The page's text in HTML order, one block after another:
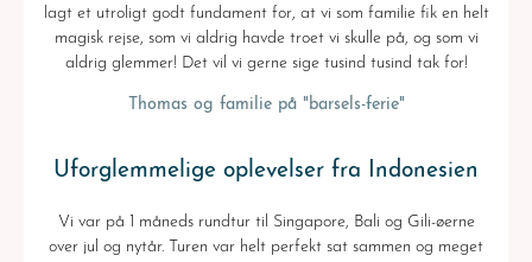
lagt et utroligt godt fundament for, at vi som familie fik en helt
magisk rejse, som vi aldrig havde troet vi skulle på, og som vi
aldrig glemmer! Det vil vi gerne sige tusind tusind tak for!
Thomas og familie på "barsels-ferie"
Uforglemmelige oplevelser fra Indonesien
Vi var på 1 måneds rundtur til Singapore, Bali og Gili-øerne
over jul og nytår. Turen var helt perfekt sat sammen og meget